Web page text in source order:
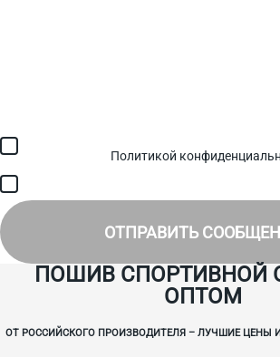
Политикой
ОТПРАВИТЬ
ПОШИВ СПОРТИВНОЙ
ОПТОМ
ОТ РОССИЙСКОГО ПРОИЗВОДИТЕЛЯ – ЛУЧШИЕ ЦЕНЫ